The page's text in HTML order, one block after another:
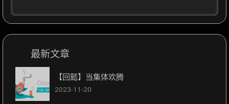
最新文章
【回懿】当集体欢腾
2023-11-20